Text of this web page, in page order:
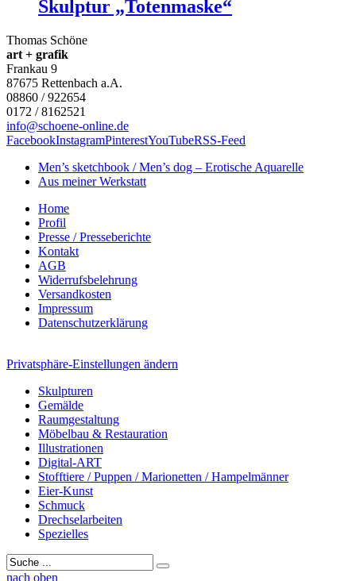
Skulptur „Totenmaske“
Thomas Schöne
art + grafik
Frankau 9
87675 Rettenbach a.A.
08860 / 922654
0172 / 8162521
info@schoene-online.de
FacebookInstagramPinterestYouTubeRSS-Feed
Men’s sketchbook / Men’s dog – Erotische Aquarelle
Aus meiner Werkstatt
Home
Profil
Presse / Presseberichte
Kontakt
AGB
Widerrufsbelehrung
Versandkosten
Impressum
Datenschutzerklärung
Privatsphäre-Einstellungen ändern
Skulpturen
Gemälde
Raumgestaltung
Möbelbau & Restauration
Illustrationen
Digital-ART
Stofftiere / Puppen / Marionetten / Hampelmänner
Eier-Kunst
Schmuck
Drechselarbeiten
Spezielles
nach oben